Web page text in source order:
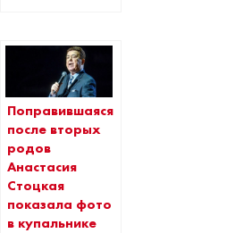
Поправившаяся
после вторых
родов
Анастасия
Стоцкая
показала фото
в купальнике